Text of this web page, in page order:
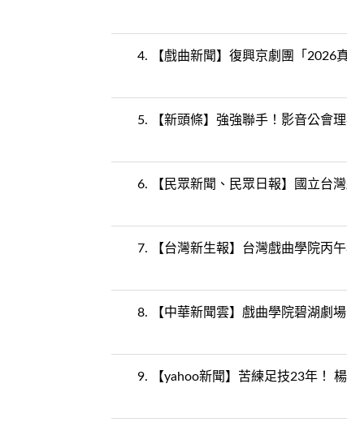
4. 【戲曲新聞】復興京劇團「
5. 【新頭條】強強聯手！影音公會
6. 【民眾新聞、民眾日報】國立台
7. 【台灣新生報】台灣戲曲學院丙
8. 【中華新聞雲】戲曲學院碧湖劇
9. 【yahoo新聞】苦練足技23年！